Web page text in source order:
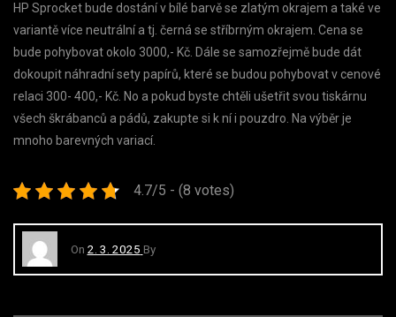
HP Sprocket bude dostání v bílé barvě se zlatým okrajem a také ve
variantě více neutrální a tj. černá se stříbrným okrajem. Cena se
bude pohybovat okolo 3000,- Kč. Dále se samozřejmě bude dát
dokoupit náhradní sety papírů, které se budou pohybovat v cenové
relaci 300- 400,- Kč. No a pokud byste chtěli ušetřit svou tiskárnu
všech škrábanců a pádů, zakupte si k ní i pouzdro. Na výběr je
mnoho barevných variací.
4.7/5 - (8 votes)
On 2. 3. 2025 By